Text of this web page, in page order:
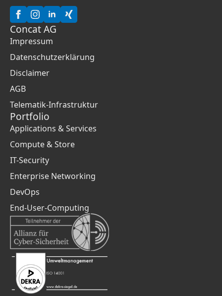
Concat AG
Impressum
Datenschutzerklärung
Disclaimer
AGB
Telematik-Infrastruktur
Portfolio
Applications & Services
Compute & Store
IT-Security
Enterprise Networking
DevOps
End-User-Computing